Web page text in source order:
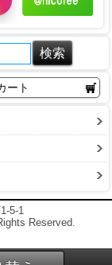
ート
5-1
Reserved.